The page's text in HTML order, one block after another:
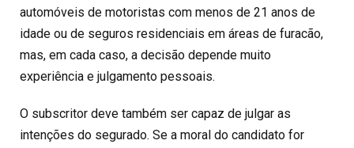
automóveis de motoristas com menos de 21 anos de
idade ou de seguros residenciais em áreas de furacão,
mas, em cada caso, a decisão depende muito
experiência e julgamento pessoais.
O subscritor deve também ser capaz de julgar as
intenções do segurado. Se a moral do candidato for